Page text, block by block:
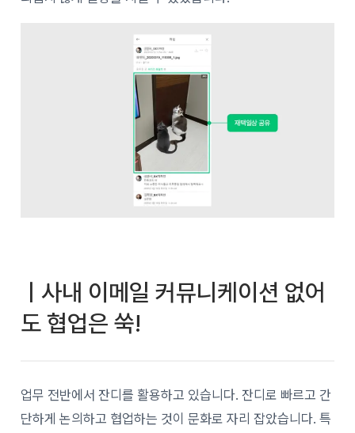
ㅣ사내 이메일 커뮤니케이션 없어
도 협업은 쑥!
업무 전반에서 잔디를 활용하고 있습니다. 잔디로 빠르고 간
단하게 논의하고 협업하는 것이 문화로 자리 잡았습니다. 특